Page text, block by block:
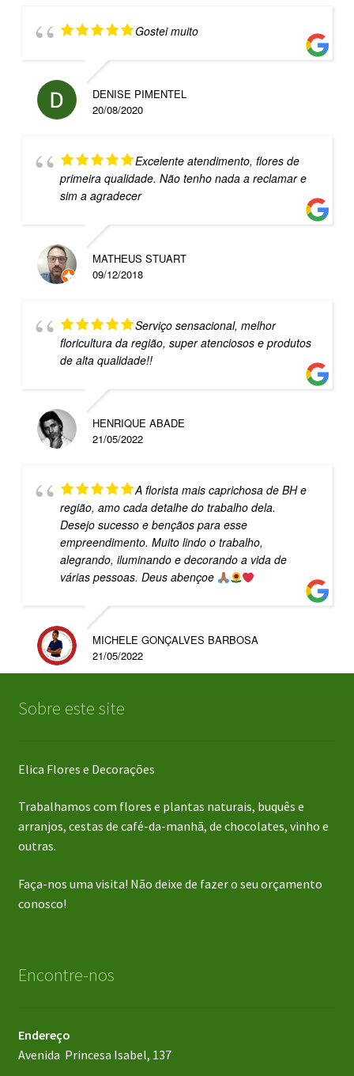
Gostei muito
DENISE PIMENTEL
20/08/2020
Excelente atendimento, flores de
primeira qualidade. Não tenho nada a reclamar e
sim a agradecer
MATHEUS STUART
09/12/2018
Serviço sensacional, melhor
floricultura da região, super atenciosos e produtos
de alta qualidade!!
HENRIQUE ABADE
21/05/2022
A florista mais caprichosa de BH e
região, amo cada detalhe do trabalho dela.
Desejo sucesso e bençãos para esse
empreendimento. Muito lindo o trabalho,
alegrando, iluminando e decorando a vida de
várias pessoas. Deus abençoe
MICHELE GONÇALVES BARBOSA
21/05/2022
Sobre este site
Elica Flores e Decorações
Trabalhamos com flores e plantas naturais, buquês e
arranjos, cestas de café-da-manhã, de chocolates, vinho e
outras.
Faça-nos uma visita! Não deixe de fazer o seu orçamento
conosco!
Encontre-nos
Endereço
Avenida Princesa Isabel, 137